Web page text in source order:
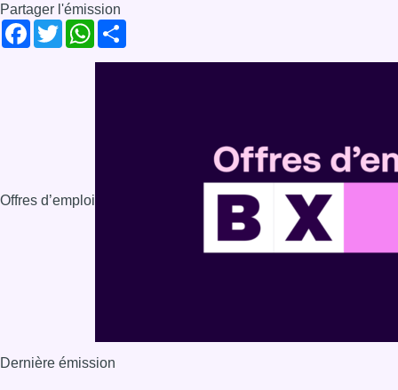
Partager l'émission
Facebook
TwitterWhatsApp
Offres d’emploi
Dernière émission